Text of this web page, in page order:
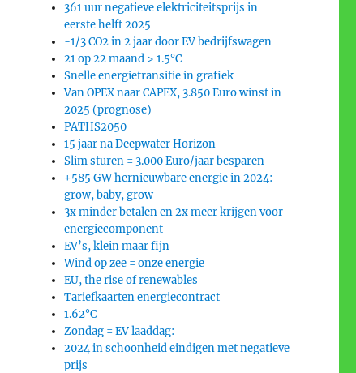
361 uur negatieve elektriciteitsprijs in
eerste helft 2025
-1/3 CO2 in 2 jaar door EV bedrijfswagen
21 op 22 maand > 1.5°C
Snelle energietransitie in grafiek
Van OPEX naar CAPEX, 3.850 Euro winst in
2025 (prognose)
PATHS2050
15 jaar na Deepwater Horizon
Slim sturen = 3.000 Euro/jaar besparen
+585 GW hernieuwbare energie in 2024:
grow, baby, grow
3x minder betalen en 2x meer krijgen voor
energiecomponent
EV’s, klein maar fijn
Wind op zee = onze energie
EU, the rise of renewables
Tariefkaarten energiecontract
1.62°C
Zondag = EV laaddag:
2024 in schoonheid eindigen met negatieve
prijs